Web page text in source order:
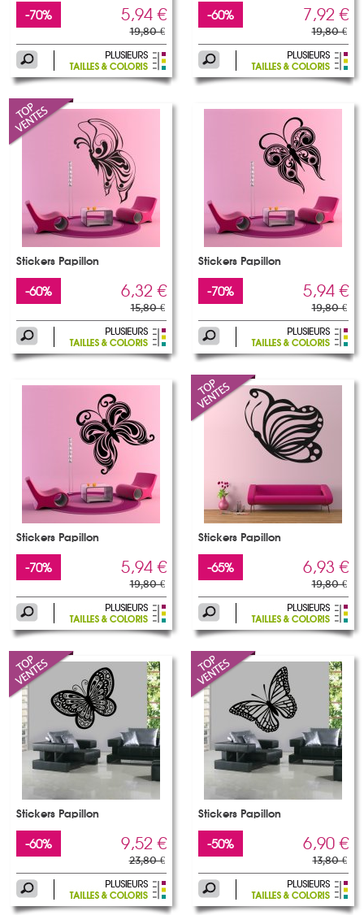
-70% 5,94 €
19,80 €
-60% 7,92 €
19,80 €
Stickers Papillon
-60% 6,32 €
15,80 €
Stickers Papillon
-70% 5,94 €
19,80 €
Stickers Papillon
-70% 5,94 €
19,80 €
Stickers Papillon
-65% 6,93 €
19,80 €
Stickers Papillon
-60% 9,52 €
23,80 €
Stickers Papillon
-50% 6,90 €
13,80 €